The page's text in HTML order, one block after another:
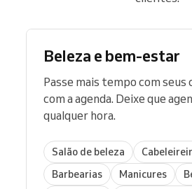
Beleza e bem-estar
Passe mais tempo com seus
com a agenda. Deixe que
qualquer hora.
Salão de beleza
Barbearias
Manicures